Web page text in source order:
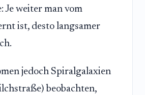
Je weiter man vom
ist, desto langsamer
jedoch Spiralgalaxien
beobachten,